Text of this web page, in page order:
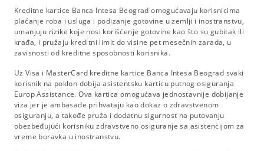
Kreditne kartice Banca Intesa Beograd omogućavaju korisnicima
plaćanje roba i usluga i podizanje gotovine u zemlji i inostranstvu,
umanjuju rizike koje nosi korišćenje gotovine kao što su gubitak ili
krađa, i pružaju kreditni limit do visine pet mesečnih zarada, u
zavisnosti od kreditne sposobnosti korisnika.
Uz Visa i MasterCard kreditne kartice Banca Intesa Beograd svaki
korisnik na poklon dobija asistentsku karticu putnog osiguranja
Europ Assistance. Ova kartica omogućava jednostavnije dobijanje
viza jer je ambasade prihvataju kao dokaz o zdravstvenom
osiguranju, a takođe pruža i dodatnu sigurnost na putovanju
obezbeđujući korisniku zdravstveno osiguranje sa asistencijom za
vreme boravka u inostranstvu.